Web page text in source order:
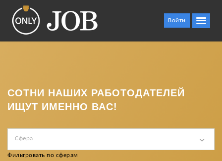
Войти
СОТНИ НАШИХ РАБОТОДАТЕЛЕЙ
ИЩУТ ИМЕННО ВАС!
Сфера
Фильтровать по сферам